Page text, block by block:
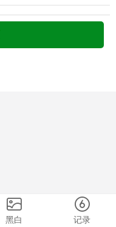
黑白 记录